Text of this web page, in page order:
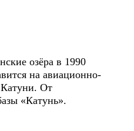
озёра в 1990
на авиационно-
От
«Катунь».